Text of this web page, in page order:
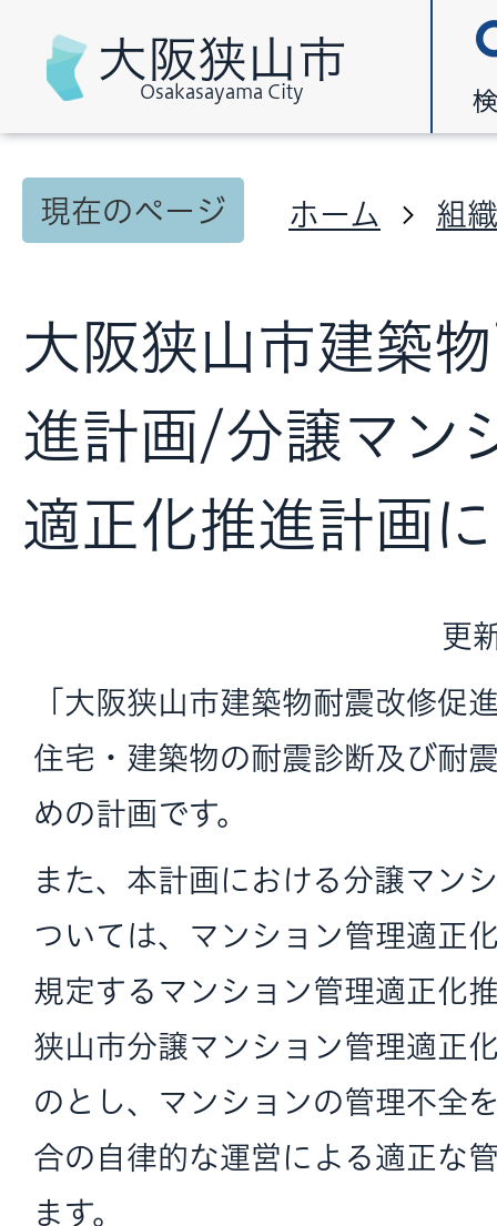
大阪狭山市
Osakasayama City
現在のページ ホーム 組
大阪狭山市建築
進計画/分譲マン
適正化推進計画
更
「大阪狭山市建築物耐震改修促
住宅・建築物の耐震診断及び耐
めの計画です。
また、本計画における分譲マン
ついては、マンション管理適正
規定するマンション管理適正化
狭山市分譲マンション管理適正
のとし、マンションの管理不全
合の自律的な運営による適正な
ます。